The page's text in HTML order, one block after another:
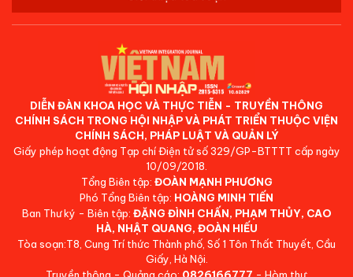
DIỄN ĐÀN KHOA HỌC VÀ THỰC TIỄN - TRUYỀN THÔNG
CHÍNH SÁCH TRONG HỘI NHẬP VÀ PHÁT TRIỂN THUỘC VIỆN
CHÍNH SÁCH, PHÁP LUẬT VÀ QUẢN LÝ
Giấy phép hoạt động Tạp chí Điện tử số 329/GP-BTTTT cấp ngày
10/09/2018.
Tổng Biên tập: ĐOÀN MẠNH PHƯƠNG
Phó Tổng Biên tập: HOÀNG MINH TIẾN
Ban Thư ký - Biên tập: ĐẶNG ĐÌNH CHẤN, PHẠM THỦY, CAO
HÀ, NHẬT QUANG, ĐOÀN HIẾU
Tòa soạn:T8, Cung Trí thức Thành phố, Số 1 Tôn Thất Thuyết, Cầu
Giấy, Hà Nội.